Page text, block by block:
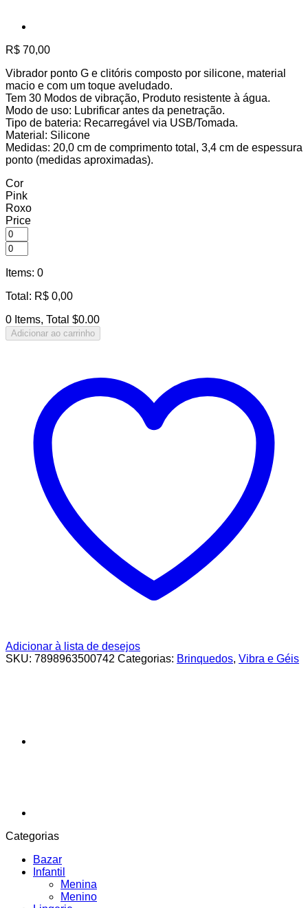
R$ 70,00
Vibrador ponto G e clitóris composto por silicone, material
macio e com um toque aveludado.
Tem 30 Modos de vibração, Produto resistente à água.
Modo de uso: Lubrificar antes da penetração.
Tipo de bateria: Recarregável via USB/Tomada.
Material: Silicone
Medidas: 20,0 cm de comprimento total, 3,4 cm de espessura
ponto (medidas aproximadas).
Cor
Pink
Roxo
Price
Items: 0
Total : R$ 0,00
0 Items, Total $0.00
Adicionar ao carrinho
Adicionar à lista de desejos
SKU: 7898963500742 Categorias: Brinquedos, Vibra e Géis
Categorias
Bazar
Infantil
Menina
Menino